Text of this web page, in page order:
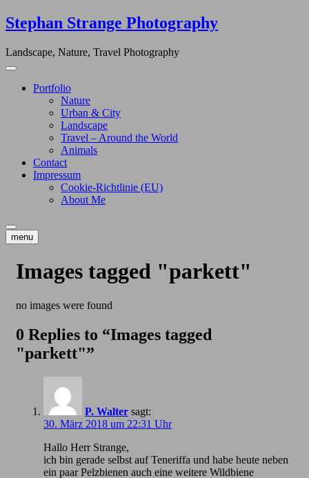
Skip
to
Stephan Strange Photography
Landscape, Nature, Travel Photography
Portfolio
Nature
Urban & City
Landscape
Travel – Around the World
Animals
Contact
Impressum
Cookie-Richtlinie (EU)
About Me
menu
Images tagged "parkett"
no images were found
0 Replies to “Images tagged
"parkett"”
P. Walter sagt:
30. März 2018 um 22:31 Uhr
Hallo Herr Strange,
ich bin gerade selbst auf Teneriffa und habe heute neben
ein paar Pelzbienen auch eine weitere Wildbiene